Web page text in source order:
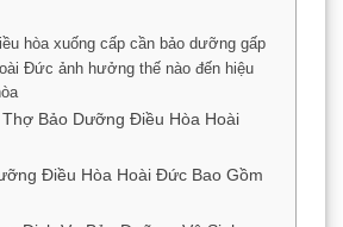
hòa xuống cấp cần bảo dưỡng gấp
Đức ảnh hưởng thế nào đến hiệu
Bảo Dưỡng Điều Hòa Hoài
Điều Hòa Hoài Đức Bao Gồm